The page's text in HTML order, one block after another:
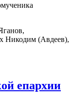
Никодим (Авдеев),
епархии